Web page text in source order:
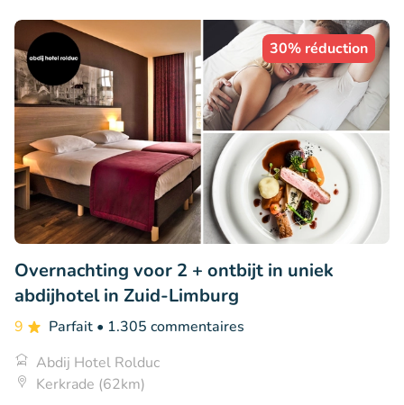
30% réduction
Overnachting voor 2 + ontbijt in uniek
abdijhotel in Zuid-Limburg
9 Parfait • 1.305 commentaires
Abdij Hotel Rolduc
Kerkrade (62km)